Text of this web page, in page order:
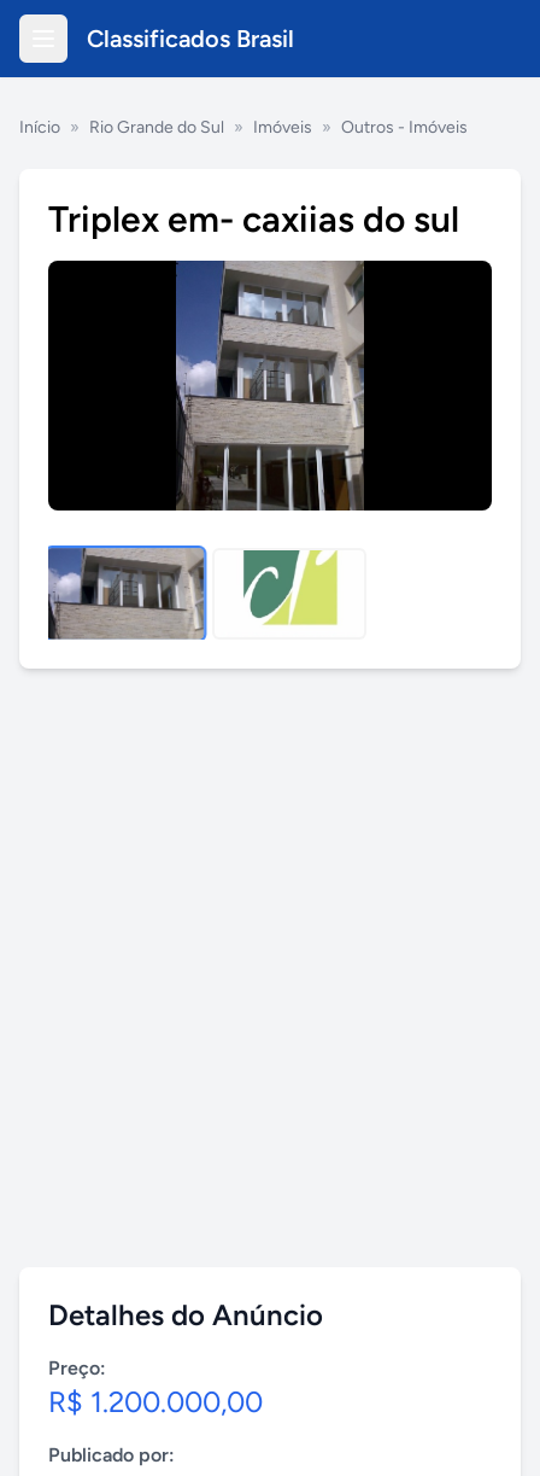
Classificados Brasil
Início » Rio Grande do Sul » Imóveis » Outros - Imóveis
Triplex em- caxiias do sul
Detalhes do Anúncio
Preço:
R$ 1.200.000,00
Publicado por: